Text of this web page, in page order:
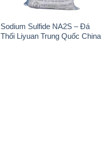
Sodium Sulfide NA2S – Đá
Thối Liyuan Trung Quốc China